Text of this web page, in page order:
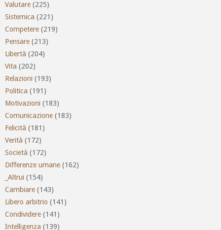
Valutare (225)
Sistemica (221)
Competere (219)
Pensare (213)
Libertà (204)
Vita (202)
Relazioni (193)
Politica (191)
Motivazioni (183)
Comunicazione (183)
Felicità (181)
Verità (172)
Società (172)
Differenze umane (162)
_Altrui (154)
Cambiare (143)
Libero arbitrio (141)
Condividere (141)
Intelligenza (139)